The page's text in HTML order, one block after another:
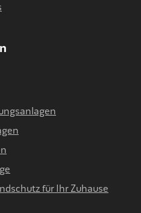
für Ihr Zuhause